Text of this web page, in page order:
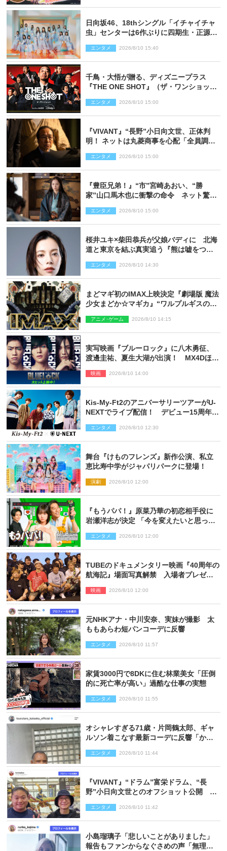
日向坂46、18thシングル「イチャイチャ
虫」センターは6作ぶりに四期生・正源司
エンタメ 2026/8/10 15:40
千鳥・大悟が贈る、ディズニープラス
『THE ONE SHOT』（ザ・ワンショッ
を投じる“真の笑い”を見る大会がついに
開幕
エンタメ 2026/8/10 15:00
『VIVANT』“長野”小日向文世、正体判
明！ ネットは丸菱商事を心配「全員調べ
エンタメ 2026/8/10 15:00
『豊臣兄弟！』“市”宮崎あおい、“勝
家”山口馬木也に衝撃の命令 ネット驚き
あり）
エンタメ 2026/8/10 15:00
桜井ユキ×柴田恭兵が父娘バディに 北海
道と東京を結ぶ真実追う『熊は嘘をつか
エンタメ 2026/8/10 14:30
まどマギ初のIMAX上映決定『劇場版 魔法
少女まどか☆マギカ』“ワルプルギスの
アニメ･ゲーム 2026/8/10 14:15
実写映画『ブルーロック』に八木勇征、
渡邊圭祐、夏生大湖が出演！ MX4Dほか
映画 2026/8/10 14:00
Kis‐My‐Ft2のアニバーサリーツアーがU‐
NEXTでライブ配信！ デビュー15周年の
エンタメ 2026/8/10 12:30
舞台『けものフレンズ』新作公演、私立
恵比寿中学がジャパリパークに登場！
演劇 2026/8/10 12:00
『もうパパ！』原菜乃華の初恋相手役に
岩瀬洋志が決定 「今を変えたいと思って
エンタメ 2026/8/10 12:00
TUBEのドキュメンタリー映画『40周年の
航海記』場面写真解禁 入場者プレゼン
映画 2026/8/10 12:00
元NHKアナ・中川安奈、実妹が撮影 太
ももあらわ短パンコーデに反響
エンタメ 2026/8/10 11:57
家賃3000円で8DKに住む林業美女「圧倒
的に死亡率が高い」過酷な仕事の実態
エンタメ 2026/8/10 11:55
オシャレすぎる71歳・片岡鶴太郎、ギャ
ルソン着こなす最新コーデに反響「かっ
エンタメ 2026/8/10 11:44
『VIVANT』“ドラム”富栄ドラム、“長
野”小日向文世とのオフショット公開
エンタメ 2026/8/10 11:42
小島瑠璃子「悲しいことがありました」
報告もファンからなぐさめの声「無理し